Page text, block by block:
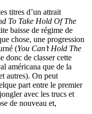
titres d’un attrait
To Take Hold Of The
baisse de régime de
chose, une progression
(You Can’t Hold The
donc de classer cette
américana que de la
autres). On peut
part entre le premier
avec les trucs et
de nouveau et,